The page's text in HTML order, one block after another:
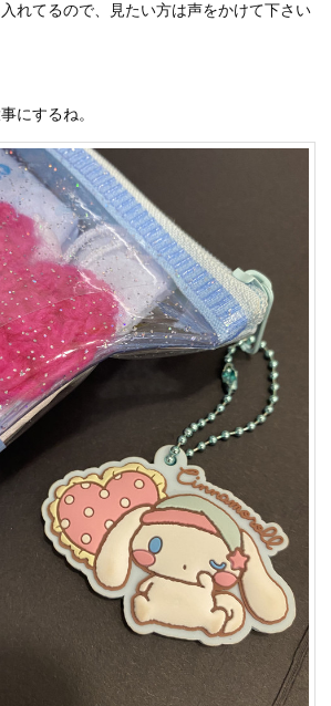
れてるので、見たい方は声をかけて下さい
にするね。